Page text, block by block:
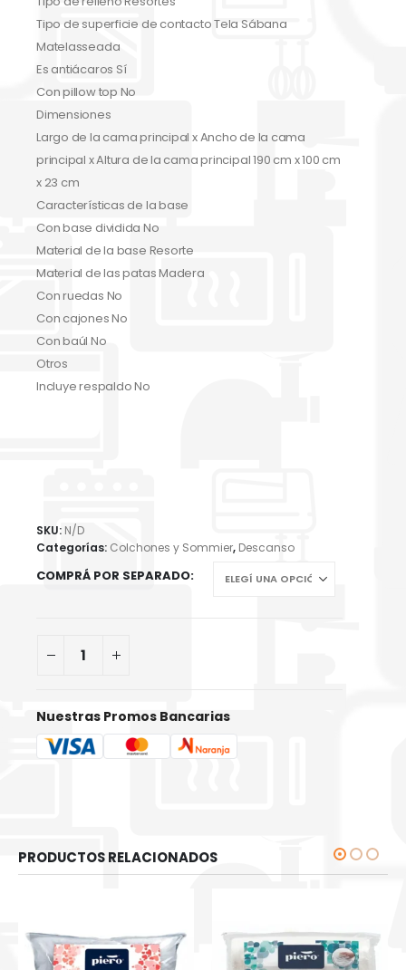
Tipo de superficie de contacto Tela Sábana
Matelasseada
Es antiácaros Sí
Con pillow top No
Dimensiones
Largo de la cama principal x Ancho de la cama
principal x Altura de la cama principal 190 cm x 100 cm
x 23 cm
Características de la base
Con base dividida No
Material de la base Resorte
Material de las patas Madera
Con ruedas No
Con cajones No
Con baúl No
Otros
Incluye respaldo No
SKU: N/D
Categorías: Colchones y Sommier, Descanso
COMPRÁ POR SEPARADO
Nuestras Promos Bancarias
PRODUCTOS RELACIONADOS